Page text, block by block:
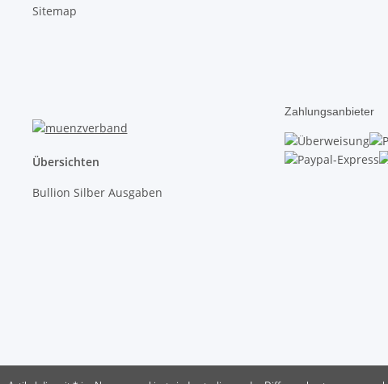
Sitemap
Übersichten
Bullion Silber Ausgaben
Zahlungsanbieter